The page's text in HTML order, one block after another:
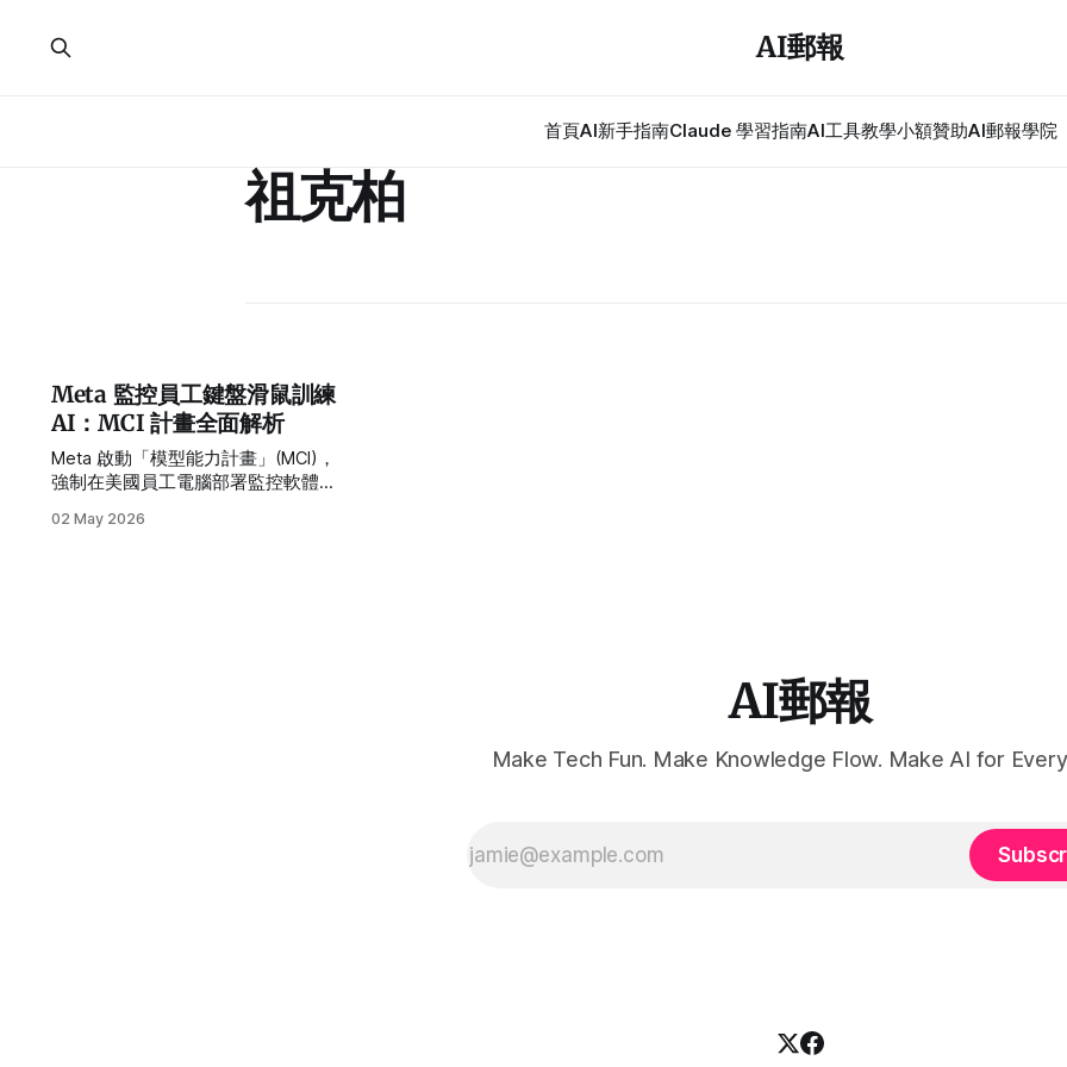
AI郵報
首頁AI新手指南Claude 學習指南AI工具教學小額贊助AI郵報學院
祖克柏
Meta 監控員工鍵盤滑鼠訓練
AI：MCI 計畫全面解析
Meta 啟動「模型能力計畫」(MCI)，
強制在美國員工電腦部署監控軟體，
行長祖克柏直言員工智力高於外包
02 May 2026
AI郵報
Make Tech Fun. Make Knowledge Flow. Make AI for